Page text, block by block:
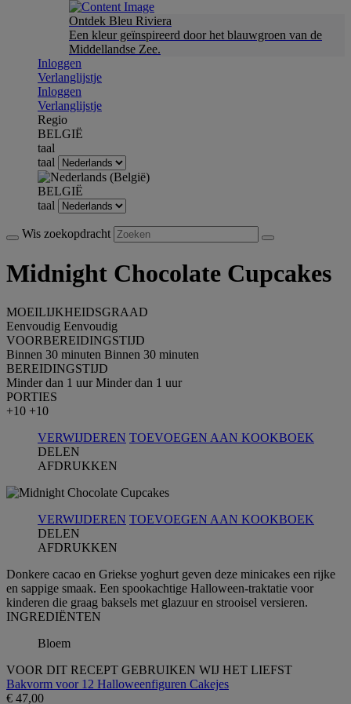
Ontdek Bleu Riviera
Een kleur geïnspireerd door het blauwgroen van de
Middellandse Zee.
Inloggen
Verlanglijstje
Inloggen
Verlanglijstje
Regio
BELGIË
taal
taal
BELGIË
taal
Wis zoekopdracht
Midnight Chocolate Cupcakes
MOEILIJKHEIDSGRAAD
Eenvoudig Eenvoudig
VOORBEREIDINGSTIJD
Binnen 30 minuten Binnen 30 minuten
BEREIDINGSTIJD
Minder dan 1 uur Minder dan 1 uur
PORTIES
+10 +10
VERWIJDEREN TOEVOEGEN AAN KOOKBOEK
DELEN
AFDRUKKEN
VERWIJDEREN TOEVOEGEN AAN KOOKBOEK
DELEN
AFDRUKKEN
Donkere cacao en Griekse yoghurt geven deze minicakes een rijke
en sappige smaak. Een spookachtige Halloween-traktatie voor
kinderen die graag baksels met glazuur en strooisel versieren.
INGREDIЁNTEN
Bloem
VOOR DIT RECEPT GEBRUIKEN WIJ HET LIEFST
Bakvorm voor 12 Halloweenfiguren Cakejes
€ 47,00